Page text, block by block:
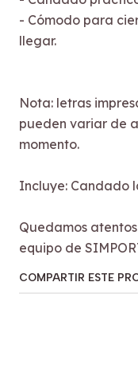
- Cómodo para
llegar.
Nota: letras
pueden variar de
momento.
Incluye: Candado
Quedamos
equipo de
COMPARTIR ESTE